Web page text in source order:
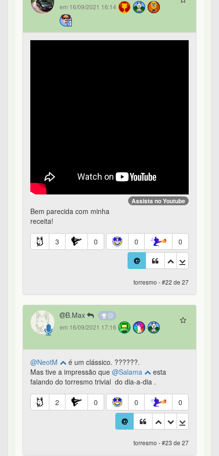
em 16/09/2021 16:14
Assista no Youtube
Bem parecida com minha
receita!
3 0 0 0
torresmo - #22 de 27
B.Max
em 16/09/2021 17:16
@NeotM
é um clássico. ??????.
Mas tive a impressão que @Salama
esta
falando do torresmo trivial do dia-a-dia .
2 0 0 0
torresmo - #23 de 27